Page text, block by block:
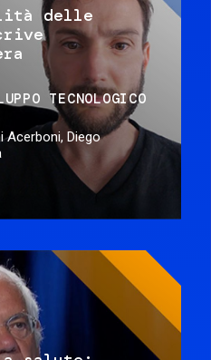
delle
TECNOLOGICO
Acerboni, Diego